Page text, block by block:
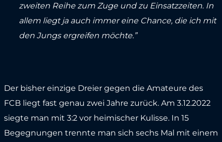
zweiten Reihe zum Zuge und zu Einsatzzeiten. In
allem liegt ja auch immer eine Chance, die ich mit
den Jungs ergreifen möchte.”
Der bisher einzige Dreier gegen die Amateure des
FCB liegt fast genau zwei Jahre zurück. Am 3.12.2022
siegte man mit 3:2 vor heimischer Kulisse. In 15
Begegnungen trennte man sich sechs Mal mit einem